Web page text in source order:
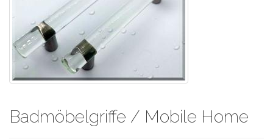
Badmöbelgriffe / Mobile Home